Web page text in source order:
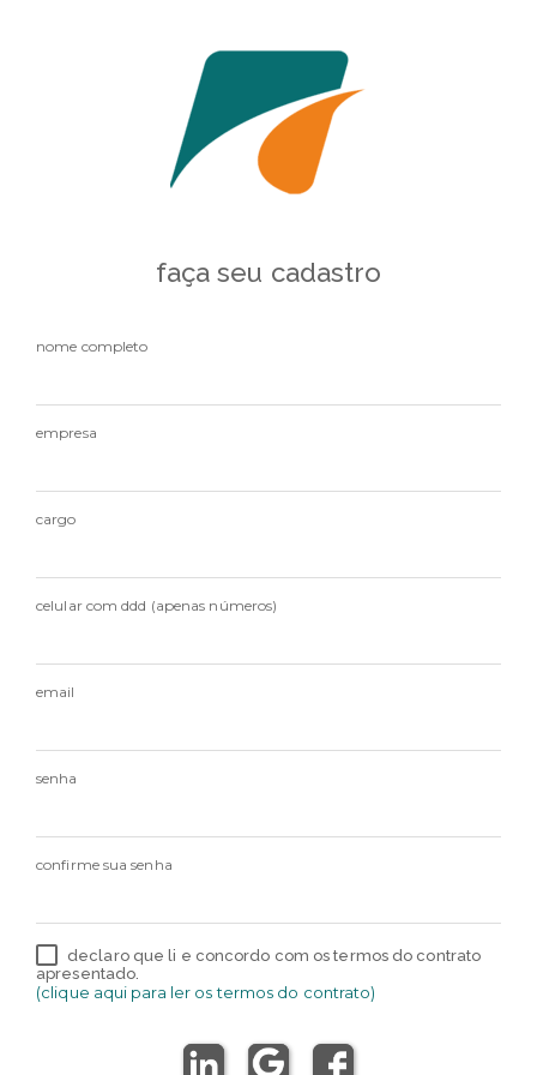
faça seu cadastro
nome completo
empresa
cargo
celular com ddd (apenas números)
email
senha
confirme sua senha
declaro que li e concordo com os termos do contrato
apresentado.
(clique aqui para ler os termos do contrato)